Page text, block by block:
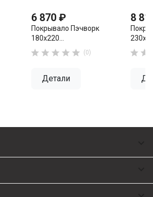
6 870 ₽
Покрывало Пэчворк
180х220...
     (0)
Детали
8
 